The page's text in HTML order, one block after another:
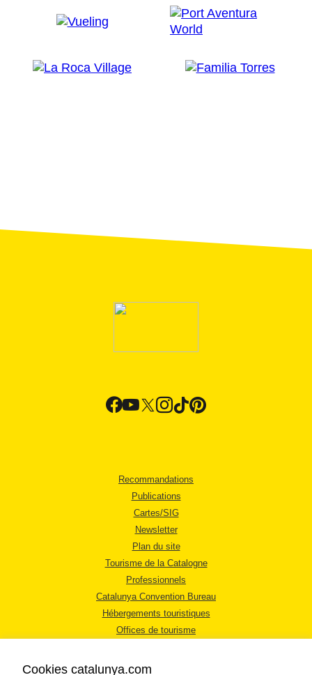
Recommandations
Publications
Cartes/SIG
Newsletter
Plan du site
Tourisme de la Catalogne
Professionnels
Catalunya Convention Bureau
Hébergements touristiques
Offices de tourisme
Cookies catalunya.com